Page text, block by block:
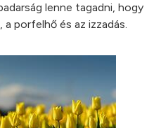
lenne tagadni, hogy
porfelhő és az izzadás.